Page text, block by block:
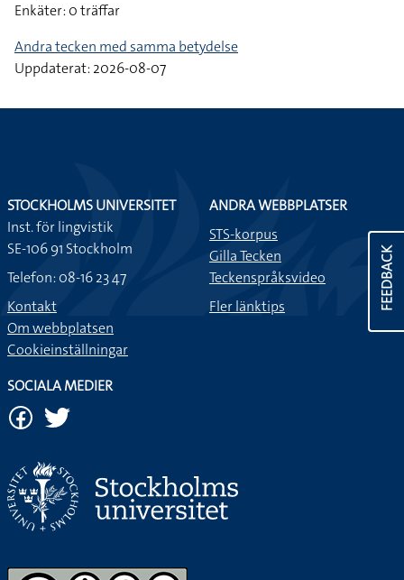
Enkäter: 0 träffar
Andra tecken med samma betydelse
Uppdaterat: 2026-08-07
FEEDBACK
STOCKHOLMS UNIVERSITET
Inst. för lingvistik
SE-106 91 Stockholm
Telefon: 08-16 23 47
Kontakt
Om webbplatsen
Cookieinställningar
ANDRA WEBBPLATSER
STS-korpus
Gilla Tecken
Teckenspråksvideo
Fler länktips
SOCIALA MEDIER